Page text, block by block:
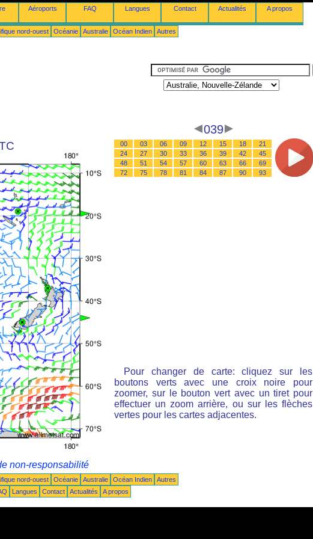
Aéroports FAQ Langues Contact Actualités A propos
nord-ouest Océanie Australie Océan Indien Autres
039
00 03 06 09 12 15 18
21
24
27 30 33 36 39 42
45
48
51 54 57 60 63 66
69
72
75 78 81 84 87 90 93
Pour changer de carte: cliquez sur les
boutons verts avec une croix noire pour
zoomer, sur le bouton vert avec un tiret pour
effectuer un zoom arrière, ou sur les flèches
vertes pour les cartes adjacentes.
non-responsabilité
nord-ouest Océanie Australie Océan Indien
Autres
Langues Contact Actualités A propos